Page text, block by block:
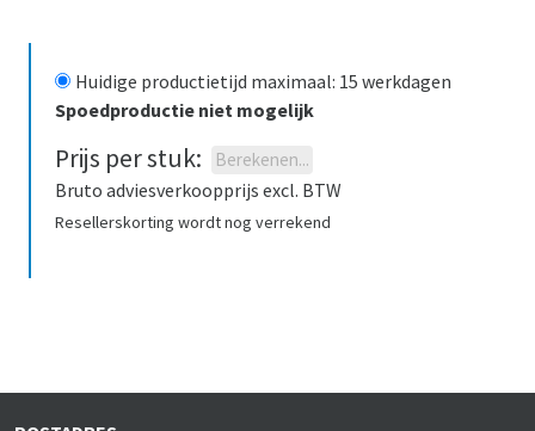
Huidige productietijd maximaal: 15 werkdagen
Spoedproductie niet mogelijk
Prijs per stuk: Berekenen...
Bruto adviesverkoopprijs excl. BTW
Resellerskorting wordt nog verrekend